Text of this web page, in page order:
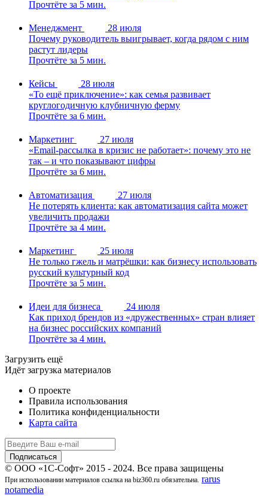
Прочтёте за 5 мин.
Менеджмент
28 июля
Почему руководитель выигрывает, когда рядом с ним
растут лидеры
Прочтёте за 5 мин.
Кейсы
28 июля
«То ещё приключение»: как семья развивает
круглогодичную клубничную ферму
Прочтёте за 6 мин.
Маркетинг
27 июля
«Email-рассылка в кризис не работает»: почему это не
так – и что показывают цифры
Прочтёте за 6 мин.
Автоматизация
27 июля
Не потерять клиента: как автоматизация сайта может
увеличить продажи
Прочтёте за 4 мин.
Маркетинг
25 июля
Не только гжель и матрёшки: как бизнесу использовать
русский культурный код
Прочтёте за 5 мин.
Идеи для бизнеса
24 июля
Как приход брендов из «дружественных» стран влияет
на бизнес российских компаний
Прочтёте за 4 мин.
Загрузить ещё
Идёт загрузка материалов
О проекте
Правила использования
Политика конфиденциальности
Карта сайта
© ООО «1С-Софт» 2015 - 2024. Все права защищены
При использовании материалов ссылка на biz360.ru обязательна. rarus
notamedia